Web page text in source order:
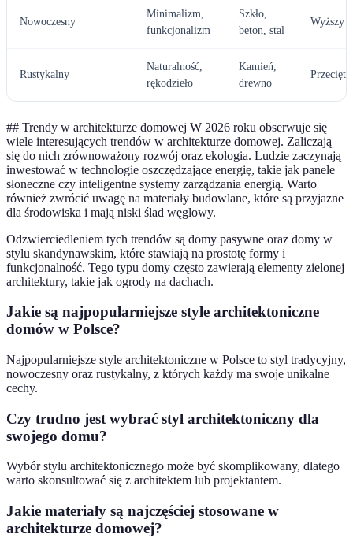
Nowoczesny
Minimalizm,
funkcjonalizm
Szkło,
beton, stal
Wyższy
Rustykalny
Naturalność,
rękodzieło
Kamień,
drewno
## Trendy w architekturze domowej W 2026 roku obserwuje się
wiele interesujących trendów w architekturze domowej. Zaliczają
się do nich zrównoważony rozwój oraz ekologia. Ludzie zaczynają
inwestować w technologie oszczędzające energię, takie jak panele
słoneczne czy inteligentne systemy zarządzania energią. Warto
również zwrócić uwagę na materiały budowlane, które są przyjazne
dla środowiska i mają niski ślad węglowy.
Odzwierciedleniem tych trendów są domy pasywne oraz domy w
stylu skandynawskim, które stawiają na prostotę formy i
funkcjonalność. Tego typu domy często zawierają elementy zielonej
architektury, takie jak ogrody na dachach.
Jakie są najpopularniejsze style architektoniczne
domów w Polsce?
Najpopularniejsze style architektoniczne w Polsce to styl tradycyjny,
nowoczesny oraz rustykalny, z których każdy ma swoje unikalne
cechy.
Czy trudno jest wybrać styl architektoniczny dla
swojego domu?
Wybór stylu architektonicznego może być skomplikowany, dlatego
warto skonsultować się z architektem lub projektantem.
Jakie materiały są najczęściej stosowane w
architekturze domowej?